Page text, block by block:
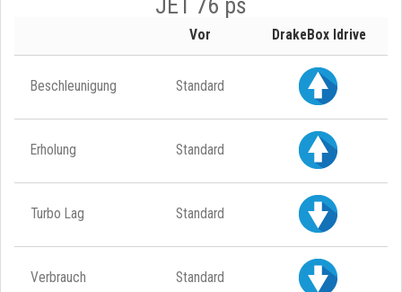
Vor DrakeBox Idrive
Beschleunigung Standard
Erholung Standard
Turbo Lag Standard
Verbrauch Standard